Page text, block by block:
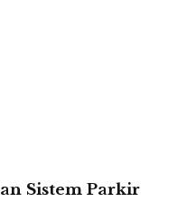
Sistem Parkir